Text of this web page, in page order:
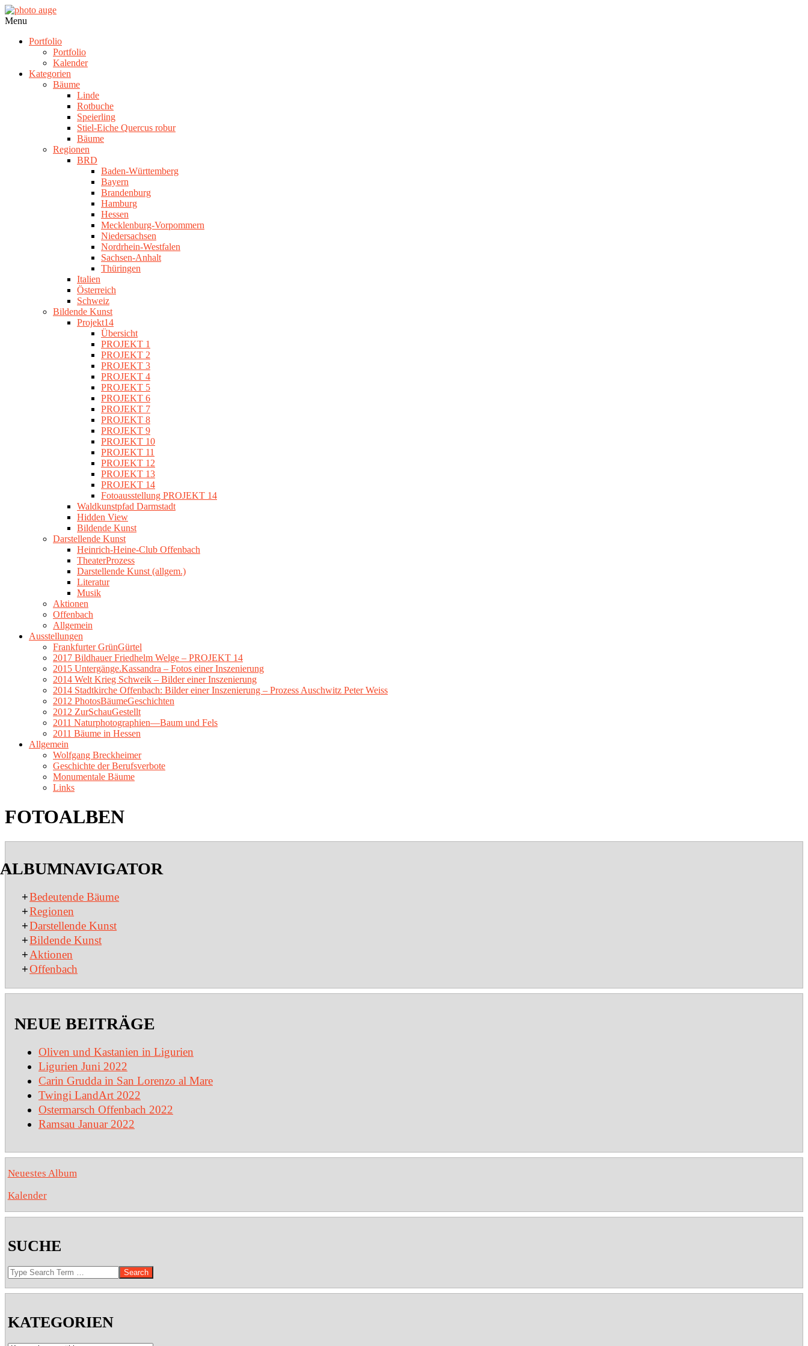
Skip
to
photo
Navigation
Menu
Portfolio
Portfolio
Kalender
Kategorien
Bäume
Linde
Rotbuche
Speierling
Stiel-Eiche Quercus robur
Bäume
Regionen
BRD
Baden-Württemberg
Bayern
Brandenburg
Hamburg
Hessen
Mecklenburg-Vorpommern
Niedersachsen
Nordrhein-Westfalen
Sachsen-Anhalt
Thüringen
Italien
Österreich
Schweiz
Bildende Kunst
Projekt14
Übersicht
PROJEKT 1
PROJEKT 2
PROJEKT 3
PROJEKT 4
PROJEKT 5
PROJEKT 6
PROJEKT 7
PROJEKT 8
PROJEKT 9
PROJEKT 10
PROJEKT 11
PROJEKT 12
PROJEKT 13
PROJEKT 14
Fotoausstellung PROJEKT 14
Waldkunstpfad Darmstadt
Hidden View
Bildende Kunst
Darstellende Kunst
Heinrich-Heine-Club Offenbach
TheaterProzess
Darstellende Kunst (allgem.)
Literatur
Musik
Aktionen
Offenbach
Allgemein
Ausstellungen
Frankfurter GrünGürtel
2017 Bildhauer Friedhelm Welge – PROJEKT 14
2015 Untergänge.Kassandra – Fotos einer Inszenierung
2014 Welt Krieg Schweik – Bilder einer Inszenierung
2014 Stadtkirche Offenbach: Bilder einer Inszenierung – Prozess Auschwitz Peter Weiss
2012 PhotosBäumeGeschichten
2012 ZurSchauGestellt
2011 Naturphotographien—Baum und Fels
2011 Bäume in Hessen
Allgemein
Wolfgang Breckheimer
Geschichte der Berufsverbote
Monumentale Bäume
Links
FOTOALBEN
15
ALBUMNAVIGATOR
+Bedeutende Bäume
+Regionen
+Darstellende Kunst
+Bildende Kunst
+Aktionen
+Offenbach
NEUE BEITRÄGE
Oliven und Kastanien in Ligurien
Ligurien Juni 2022
Carin Grudda in San Lorenzo al Mare
Twingi LandArt 2022
Ostermarsch Offenbach 2022
Ramsau Januar 2022
Neuestes Album
Kalender
SUCHE
Search
KATEGORIEN